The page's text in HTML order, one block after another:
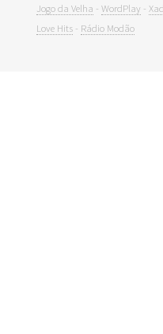
Jogo da Velha - WordPlay -
Love Hits- Rádio Modão